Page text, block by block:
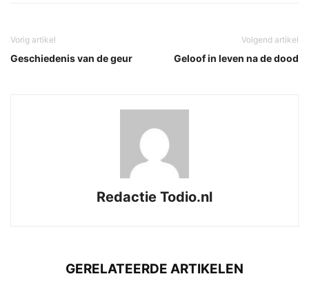
Vorig artikel
Geschiedenis van de geur
Volgend artikel
Geloof in leven na de dood
Redactie Todio.nl
GERELATEERDE ARTIKELEN